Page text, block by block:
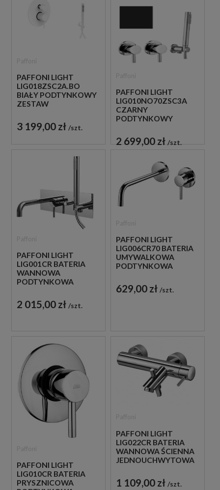
PAFFONI LIGHT
LIG018ZSC2A.BO
BIAŁY PODTYNKOWY
ZESTAW
3 199,00 zł szt.
PAFFONI LIGHT
LIG010NO70ZSC3A
CZARNY
PODTYNKOWY
PRYSZNICOWY
2 699,00 zł szt.
PAFFONI LIGHT
LIG001CR BATERIA
WANNOWA
PODTYNKOWA
CHROM
2 015,00 zł szt.
PAFFONI LIGHT
LIG006CR70 BATERIA
UMYWALKOWA
PODTYNKOWA
CHROM
629,00 zł szt.
PAFFONI LIGHT
LIG010CR BATERIA
PRYSZNICOWA
PAFFONI LIGHT
LIG022CR BATERIA
WANNOWA ŚCIENNA
JEDNOUCHWYTOWA
1 109,00 zł szt.